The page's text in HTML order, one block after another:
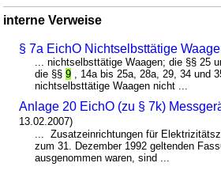
interne Verweise
§ 7a EichO Nichtselbsttätige
... nichtselbsttätige Waagen; die §§ 25
die §§9 , 14a bis 25a, 28a, 29, 34 und
nichtselbsttätige Waagen nicht ...
Anlage 20 EichO (zu § 7k)
13.02.2007)
... Zusatzeinrichtungen für
zum 31. Dezember 1992 geltenden
ausgenommen waren, sind ...